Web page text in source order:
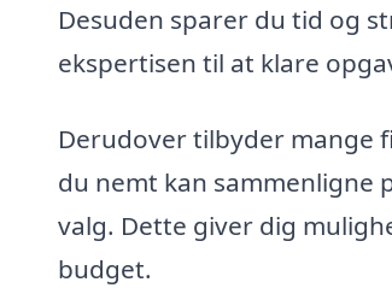
Desuden sparer du tid og
ekspertisen til at klare
Derudover tilbyder mange
du nemt kan sammenligne
valg. Dette giver dig
budget.